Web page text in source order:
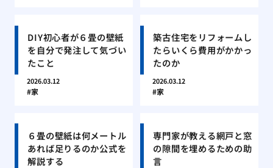
DIY初心者が６畳の壁紙
を自分で発注して気づい
たこと
2026.03.12
家
築古住宅をリフォームし
たらいくら費用がかかっ
たのか
2026.03.12
家
６畳の壁紙は何メートル
あれば足りるのか公式を
解説する
専門家が教える網戸と窓
の隙間を埋めるための助
言